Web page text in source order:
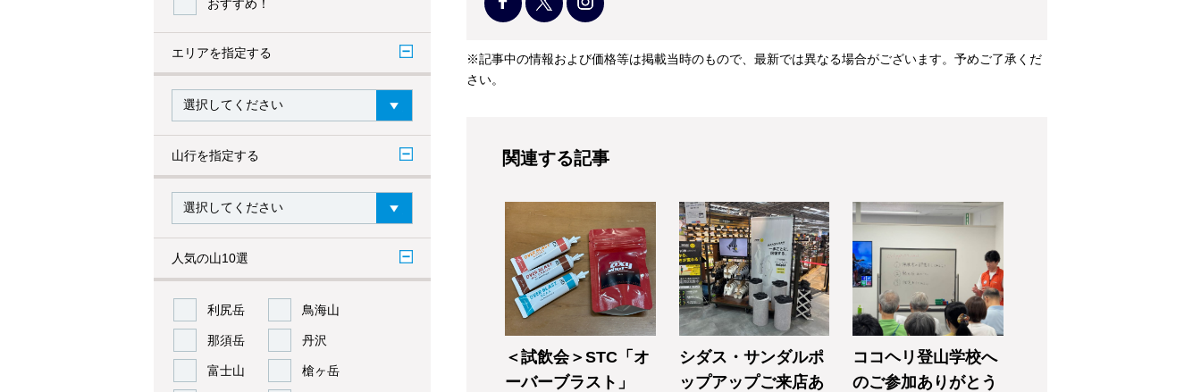
おすすめ！
エリアを指定する
山行を指定する
人気の山10選
利尻岳 鳥海山
那須岳 丹沢
富士山 槍ヶ岳
※記事中の情報および価格等は掲載当時のもので、最新では異なる場合がございます。予めご了承くだ
さい。
関連する記事
＜試飲会＞STC「オ
ーバーブラスト」
シダス・サンダルポ
ップアップご来店あ
ココヘリ登山学校へ
のご参加ありがとう